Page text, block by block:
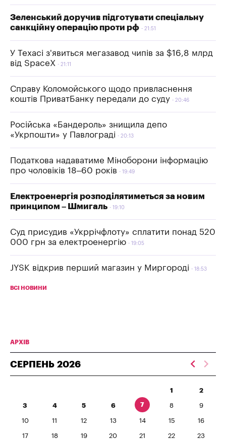
Зеленський доручив підготувати спеціальну
санкційну операцію проти рф
21:51
У Техасі з'явиться мегазавод чипів за $16,8 млрд
від SpaceX
21:11
Справу Коломойського щодо привласнення
коштів ПриватБанку передали до суду
20:46
Російська «Бандероль» знищила депо
«Укрпошти» у Павлограді
20:13
Податкова надаватиме Міноборони інформацію
про чоловіків 18–60 років
19:49
Електроенергія розподілятиметься за новим
принципом – Шмигаль
19:10
Суд присудив «Укррічфлоту» сплатити понад 520
000 грн за електроенергію
19:05
JYSK відкрив перший магазин у Миргороді 18:53
ВСІ НОВИНИ
АРХІВ
СЕРПЕНЬ 2026
1 2
3 4 5 6 7 8 9
10 11 12 13 14 15 16
17 18 19 20 21 22 23